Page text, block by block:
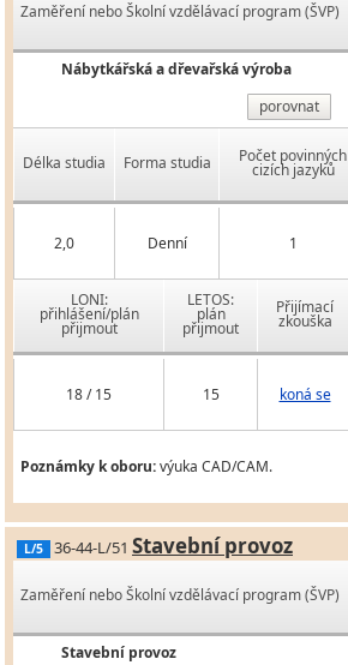
Zaměření nebo Školní vzdělávací program (ŠVP)
Nábytkářská a dřevařská výroba
porovnat
Délka studia Forma studia Počet povinných
cizích jazyků
2,0 Denní 1
LONI:
přihlášení/plán
přijmout
LETOS:
plán
přijmout
Přijímací
zkouška
18 / 15 15 koná se
Poznámky k oboru:výuka CAD/CAM.
L/5 36-44-L/51 Stavební provoz
Zaměření nebo Školní vzdělávací program (ŠVP)
Stavební provoz